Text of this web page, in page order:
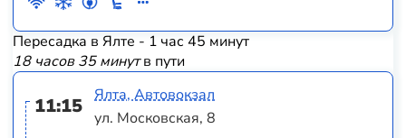
Пересадка в Ялте - 1 час 45 минут
18 часов 35 минутв пути
11:15
Ялта, Автовокзал
ул. Московская, 8